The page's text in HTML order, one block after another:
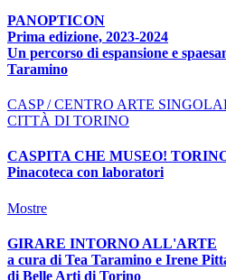
PANOPTICON
Prima edizione, 2023-2024
Un percorso di espansione e
Taramino
CASP / CENTRO ARTE
CITTÀ DI TORINO
CASPITA CHE MUSEO!
Pinacoteca con laboratori
Mostre
GIRARE INTORNO ALL'ARTE
a cura di Tea Taramino e Irene
di Belle Arti di Torino